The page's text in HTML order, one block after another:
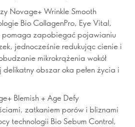
Novage+ Wrinkle Smooth
Bio CollagenPro, Eye Vital,
pomaga zapobiegać pojawianiu
jednocześnie redukując cienie i
mikrokrążenia wokół
delikatny obszar oka pełen życia i
Blemish + Age Defy
zatkaniem porów i bliznami
technologii Bio Sebum Control,